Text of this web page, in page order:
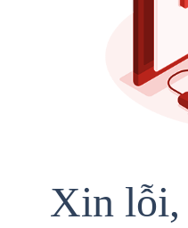
Xin lỗi,